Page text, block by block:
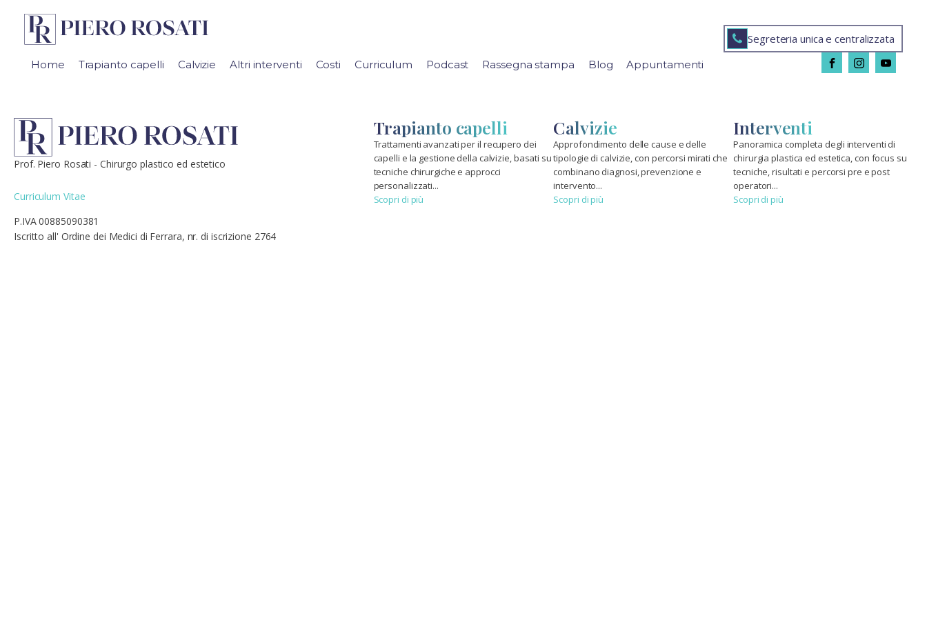
Home Trapianto capelli Calvizie Altri interventi Costi Curriculum Podcast Rassegna stampa Blog Appuntamenti
Segreteria unica e centralizzata
Prof. Piero Rosati - Chirurgo plastico ed estetico
Curriculum Vitae
P.IVA 00885090381
Iscritto all' Ordine dei Medici di Ferrara, nr. di iscrizione 2764
Trapianto capelli
Trattamenti avanzati per il recupero dei
capelli e la gestione della calvizie, basati su
tecniche chirurgiche e approcci
personalizzati...
Scopri di più
Calvizie
Approfondimento delle cause e delle
tipologie di calvizie, con percorsi mirati che
combinano diagnosi, prevenzione e
intervento...
Scopri di più
Interventi
Panoramica completa degli interventi di
chirurgia plastica ed estetica, con focus su
tecniche, risultati e percorsi pre e post
operatori...
Scopri di più